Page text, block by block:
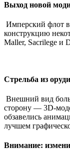
Выход новой
Имперский флот
конструкцию
Maller, Sacrilege и
Стрельба из
Внешний вид
сторону ― 3D-
обзавелись
лучшем
Внимание: